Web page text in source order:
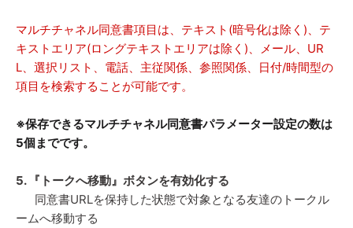
マルチチャネル同意書項目は、テキスト(暗号化は除く)、テ
キストエリア(ロングテキストエリアは除く)、メール、UR
L、選択リスト、電話、主従関係、参照関係、日付/時間型の
項目を検索することが可能です。
※保存できるマルチチャネル同意書パラメーター設定の数は
5個までです。
5. 『トークへ移動』ボタンを有効化する
同意書URLを保持した状態で対象となる友達のトークル
ームへ移動する